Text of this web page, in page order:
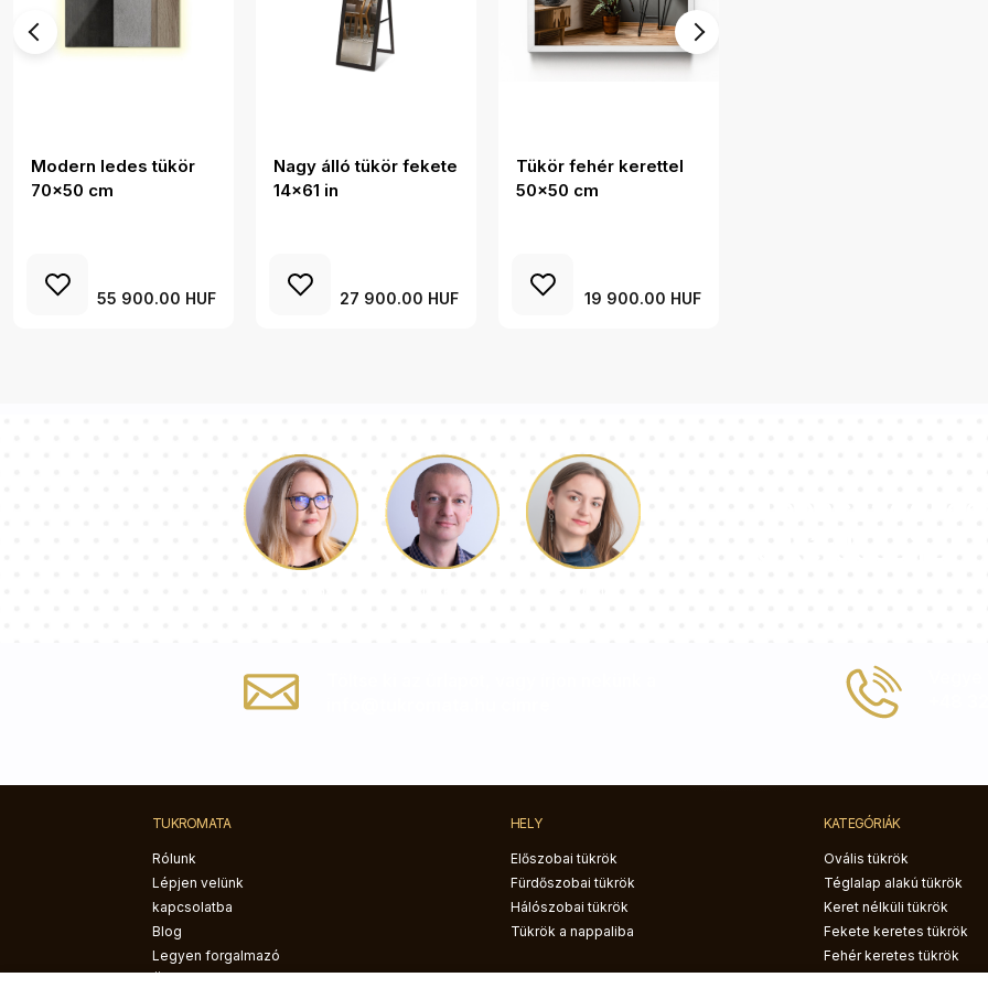
Modern ledes tükör
70x50 cm
55 900.00 HUF
Nagy álló tükör fekete
14x61 in
27 900.00 HUF
Tükör fehér kerettel
50x50 cm
19 900.00 HUF
TUKROMATA
Rólunk
Lépjen velünk
kapcsolatba
Blog
Legyen forgalmazó
HELY
Előszobai tükrök
Fürdőszobai tükrök
Hálószobai tükrök
Tükrök a nappaliba
KATEGÓRIÁK
Ovális tükrök
Téglalap alakú tükrök
Keret nélküli tükrök
Fekete keretes tükrök
Fehér keretes tükrök